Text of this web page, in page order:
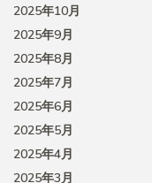
2025年10月
2025年9月
2025年8月
2025年7月
2025年6月
2025年5月
2025年4月
2025年3月